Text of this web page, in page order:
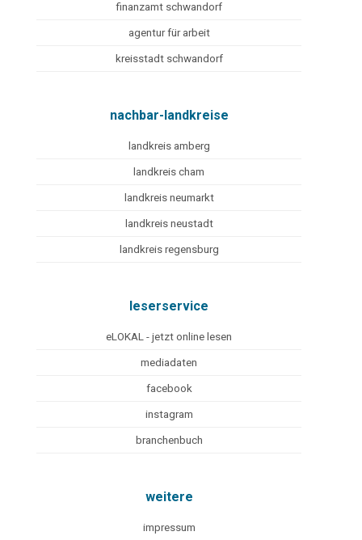
finanzamt schwandorf
agentur für arbeit
kreisstadt schwandorf
nachbar-landkreise
landkreis amberg
landkreis cham
landkreis neumarkt
landkreis neustadt
landkreis regensburg
leserservice
eLOKAL - jetzt online lesen
mediadaten
facebook
instagram
branchenbuch
weitere
impressum